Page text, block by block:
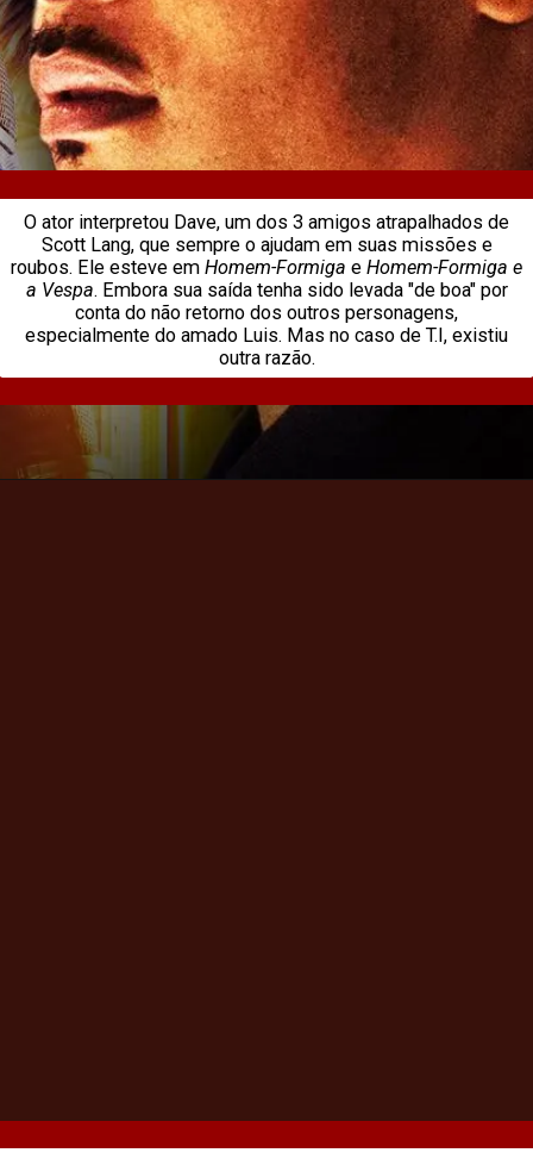
O ator interpretou Dave, um dos 3 amigos atrapalhados de
Scott Lang, que sempre o ajudam em suas missões e
roubos. Ele esteve em Homem-Formiga e Homem-Formiga e
a Vespa. Embora sua saída tenha sido levada "de boa" por
conta do não retorno dos outros personagens,
especialmente do amado Luis. Mas no caso de T.I, existiu
outra razão.